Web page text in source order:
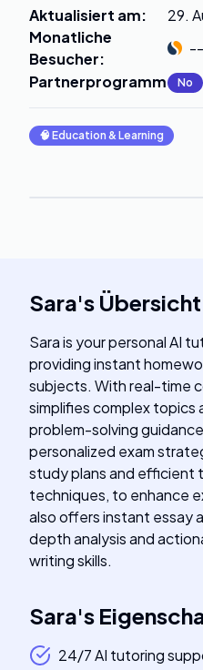
Aktualisiert am:
29.
Monatliche
Besucher:
--
Partnerprogramm: No
🧠 Education & Learning
Sara's Übersicht
Sara is your personal AI
providing instant
subjects. With real-time
simplifies complex
problem-solving
personalized exam
study plans and efficient
techniques, to enhance
also offers instant essay
depth analysis and
writing skills.
Sara's
24/7 AI tutoring